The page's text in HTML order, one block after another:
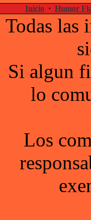
Inicio · Humor
Todas las
Si algun
lo
Los